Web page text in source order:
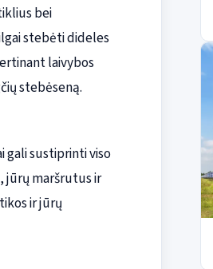
bei
stebėti dideles
laivybos
stebėseną.
gali sustiprinti viso
jūrų maršrutus ir
ir jūrų